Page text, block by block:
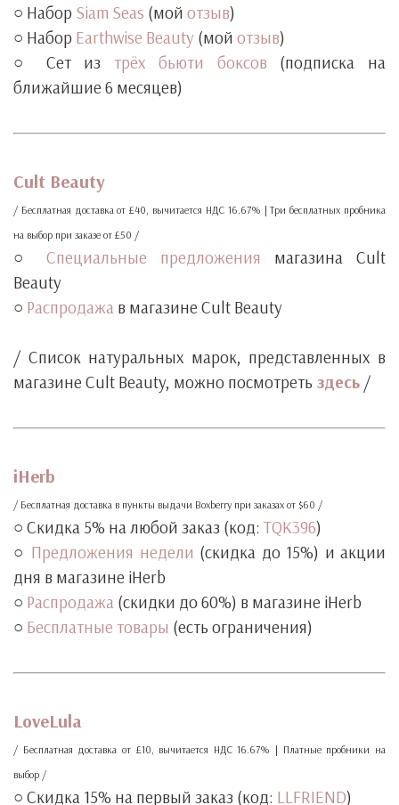
○ Набор Siam Seas (мой отзыв)
○ Набор Earthwise Beauty (мой отзыв)
○ Сет из трёх бьюти боксов (подписка на
ближайшие 6 месяцев)
Cult Beauty
/ Бесплатная доставка от £40, вычитается НДС 16.67% | Три бесплатных пробника
на выбор при заказе от £50 /
○ Специальные предложения магазина Cult
Beauty
○ Распродажа в магазине Cult Beauty
/ Список натуральных марок, представленных в
магазине Cult Beauty, можно посмотреть здесь /
iHerb
/ Бесплатная доставка в пункты выдачи Boxberry при заказах от $60 /
○ Скидка 5% на любой заказ (код: TQK396)
○ Предложения недели (скидка до 15%) и акции
дня в магазине iHerb
○ Распродажа (скидки до 60%) в магазине iHerb
○ Бесплатные товары (есть ограничения)
LoveLula
/ Бесплатная доставка от £10, вычитается НДС 16.67% | Платные пробники на
выбор /
○ Скидка 15% на первый заказ (код: LLFRIEND)